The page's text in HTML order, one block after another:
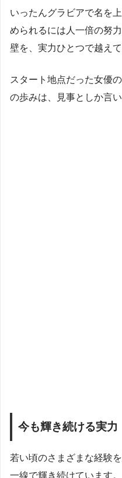
いったんグラビアで名を
められるには人一倍の努
壁を、実力ひとつで越えて
スタート地点だった女優
の歩みは、見事としか言
今も輝き続ける実力
若い頃のさまざまな経験
一線で輝き続けています。